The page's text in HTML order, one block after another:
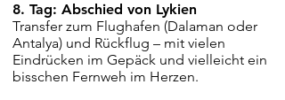
8. Tag: Abschied von Lykien
Transfer zum Flughafen (Dalaman oder
Antalya) und Rückflug – mit vielen
Eindrücken im Gepäck und vielleicht ein
bisschen Fernweh im Herzen.